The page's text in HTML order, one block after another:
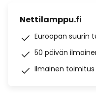
Nettilamppu.fi
Euroopan suurin
50 päivän
Ilmainen toimitus